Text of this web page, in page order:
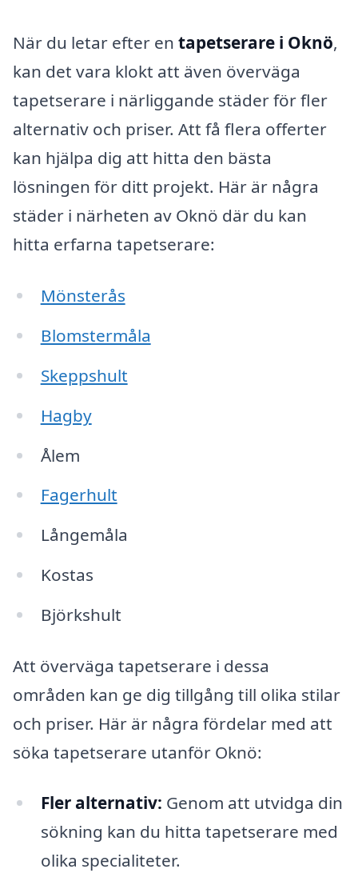
När du letar efter en tapetserare i Oknö,
kan det vara klokt att även överväga
tapetserare i närliggande städer för fler
alternativ och priser. Att få flera offerter
kan hjälpa dig att hitta den bästa
lösningen för ditt projekt. Här är några
städer i närheten av Oknö där du kan
hitta erfarna tapetserare:
Mönsterås
Blomstermåla
Skeppshult
Hagby
Ålem
Fagerhult
Långemåla
Kostas
Björkshult
Att överväga tapetserare i dessa
områden kan ge dig tillgång till olika stilar
och priser. Här är några fördelar med att
söka tapetserare utanför Oknö:
Fler alternativ: Genom att utvidga din
sökning kan du hitta tapetserare med
olika specialiteter.